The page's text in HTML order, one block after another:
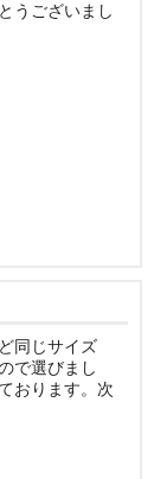
うございまし
同じサイズ
で選びまし
おります。次